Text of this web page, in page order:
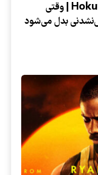
نقد فیلم مزخرفات Hokum (۲۰۲۶) | وقتی
بدل می‌شود